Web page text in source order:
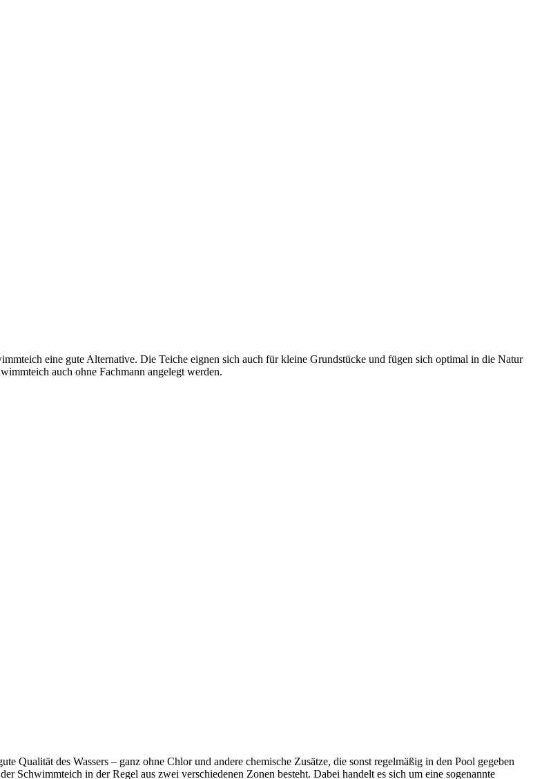
eine gute Alternative. Die Teiche eignen sich auch für kleine Grundstücke und fügen sich optimal in die Natur
auch ohne Fachmann angelegt werden.
Qualität des Wassers – ganz ohne Chlor und andere chemische Zusätze, die sonst regelmäßig in den Pool gegeben
Schwimmteich in der Regel aus zwei verschiedenen Zonen besteht. Dabei handelt es sich um eine sogenannte